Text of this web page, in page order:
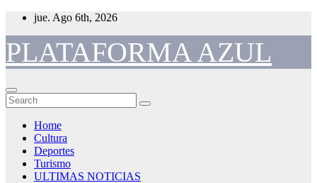
Skip
content
jue. Ago 6th, 2026
PLATAFORMA AZUL
Home
Cultura
Deportes
Turismo
ULTIMAS NOTICIAS